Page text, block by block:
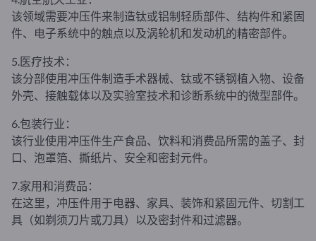
该领域需要冲压件来制造钛或铝制轻质部件、结构件和紧固
件、电子系统中的触点以及涡轮机和发动机的精密部件。
5.医疗技术：
该分部使用冲压件制造手术器械、钛或不锈钢植入物、设备
外壳、接触载体以及实验室技术和诊断系统中的微型部件。
6.包装行业：
该行业使用冲压件生产食品、饮料和消费品所需的盖子、封
口、泡罩箔、撕纸片、安全和密封元件。
7.家用和消费品：
在这里，冲压件用于电器、家具、装饰和紧固元件、切割工
具（如剃须刀片或刀具）以及密封件和过滤器。